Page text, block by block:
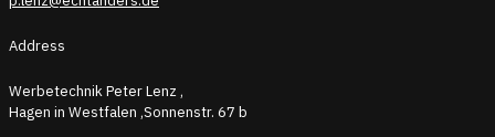
Address
Werbetechnik Peter Lenz ,
Hagen in Westfalen ,Sonnenstr. 67 b